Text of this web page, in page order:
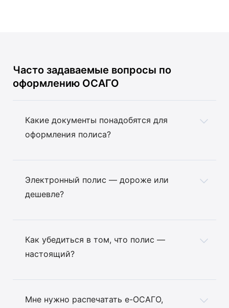
Часто задаваемые вопросы по
оформлению ОСАГО
Какие документы понадобятся для
оформления полиса?
Электронный полис — дороже или
дешевле?
Как убедиться в том, что полис —
настоящий?
Мне нужно распечатать е-ОСАГО,